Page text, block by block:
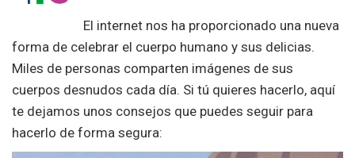
El internet nos ha proporcionado una nueva
forma de celebrar el cuerpo humano y sus delicias.
Miles de personas comparten imágenes de sus
cuerpos desnudos cada día. Si tú quieres hacerlo, aquí
te dejamos unos consejos que puedes seguir para
hacerlo de forma segura: